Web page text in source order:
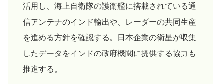
活用し、海上自衛隊の護衛艦に搭載されている通
信アンテナのインド輸出や、レーダーの共同生産
を進める方針を確認する。日本企業の衛星が収集
したデータをインドの政府機関に提供する協力も
推進する。